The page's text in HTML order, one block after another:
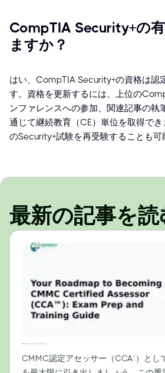
CompTIA Security+の
ますか？
はい、CompTIA Security+の資格は認
す。資格を更新するには、上位の
ンファレンスへの参加、関連記事の執
通じて継続教育（CE）単位を取得で
のSecurity+試験を再受験することも可
最新の記事を読
CMMC認定アセッサー（CCA™）とし